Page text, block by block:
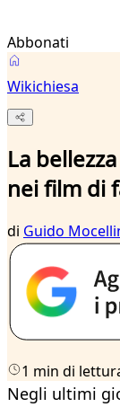
Abbonati
Wikichiesa
La
nei film di
di Guido
1 min di
Negli ultimi